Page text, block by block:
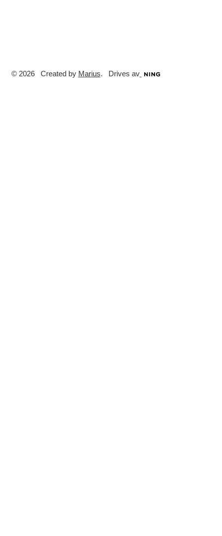
© 2026 Created by Marius. Drives av